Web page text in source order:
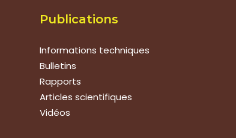
Publications
Informations techniques
Bulletins
Rapports
Articles scientifiques
Vidéos